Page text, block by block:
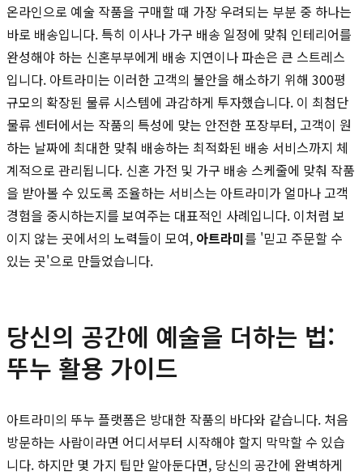
온라인으로 예술 작품을 구매할 때 가장 우려되는 부분 중 하나는
바로 배송입니다. 특히 이사나 가구 배송 일정에 맞춰 인테리어를
완성해야 하는 신혼부부에게 배송 지연이나 파손은 큰 스트레스
입니다. 아트라미는 이러한 고객의 불안을 해소하기 위해 300평
규모의 확장된 물류 시스템에 과감하게 투자했습니다. 이 최첨단
물류 센터에서는 작품의 특성에 맞는 안전한 포장부터, 고객이 원
하는 날짜에 최대한 맞춰 배송하는 최적화된 배송 서비스까지 체
계적으로 관리됩니다. 신혼 가전 및 가구 배송 스케줄에 맞춰 작품
을 받아볼 수 있도록 조율하는 서비스는 아트라미가 얼마나 고객
경험을 중시하는지를 보여주는 대표적인 사례입니다. 이처럼 보
이지 않는 곳에서의 노력들이 모여, 아트라미를 '믿고 주문할 수
있는 곳'으로 만들었습니다.
당신의 공간에 예술을 더하는 법:
뚜누 활용 가이드
아트라미의 뚜누 플랫폼은 방대한 작품의 바다와 같습니다. 처음
방문하는 사람이라면 어디서부터 시작해야 할지 막막할 수 있습
니다. 하지만 몇 가지 팁만 알아둔다면, 당신의 공간에 완벽하게